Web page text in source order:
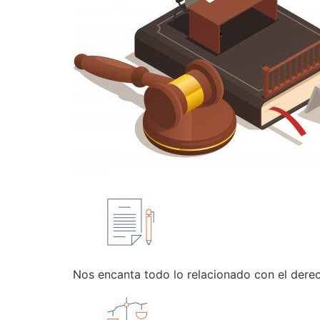
Nos encanta todo lo relacionado con el